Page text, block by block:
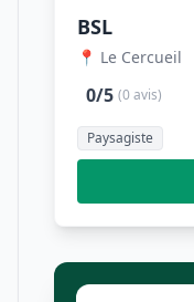
BSL
📍 Le Cercueil
0/5 (0 avis)
Paysagiste